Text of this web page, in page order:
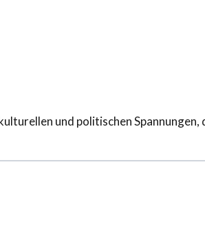
und politischen Spannungen,